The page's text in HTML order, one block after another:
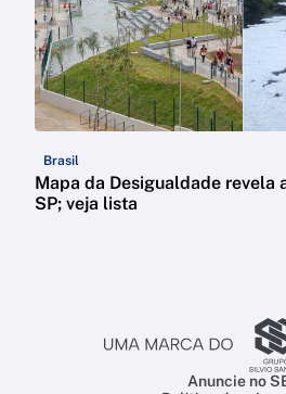
Brasil
Mapa da Desigualdade revela
SP; veja lista
Anuncie no